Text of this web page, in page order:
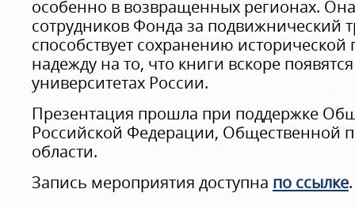
особенно в возвращенных регионах.
сотрудников Фонда за подвижнический
способствует сохранению
надежду на то, что книги вскоре
университетах России.
Презентация прошла при поддержке
Российской Федерации, Общественной
области.
Запись мероприятия доступна по ссылке.